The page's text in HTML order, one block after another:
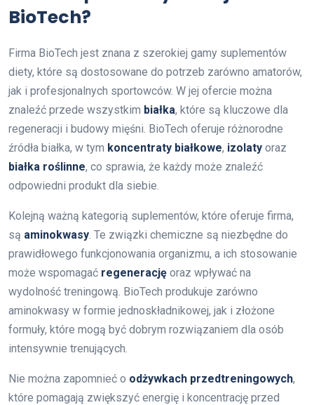
BioTech?
Firma BioTech jest znana z szerokiej gamy suplementów
diety, które są dostosowane do potrzeb zarówno amatorów,
jak i profesjonalnych sportowców. W jej ofercie można
znaleźć przede wszystkim białka, które są kluczowe dla
regeneracji i budowy mięśni. BioTech oferuje różnorodne
źródła białka, w tym koncentraty białkowe, izolaty oraz
białka roślinne, co sprawia, że każdy może znaleźć
odpowiedni produkt dla siebie.
Kolejną ważną kategorią suplementów, które oferuje firma,
są aminokwasy . Te związki chemiczne są niezbędne do
prawidłowego funkcjonowania organizmu, a ich stosowanie
może wspomagać regenerację oraz wpływać na
wydolność treningową. BioTech produkuje zarówno
aminokwasy w formie jednoskładnikowej, jak i złożone
formuły, które mogą być dobrym rozwiązaniem dla osób
intensywnie trenujących.
Nie można zapomnieć o odżywkach przedtreningowych,
które pomagają zwiększyć energię i koncentrację przed